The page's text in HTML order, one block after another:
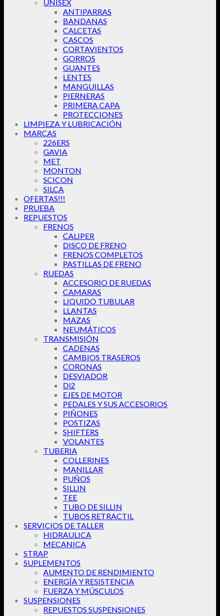
UNISEX
ANTIPARRAS
BANDANAS
CALCETAS
CASCOS
CORTAVIENTOS
GORROS
GUANTES
LENTES
MANGUILLAS
PIERNERAS
PRIMERA CAPA
PROTECCIONES
LIMPIEZA Y LUBRICACIÓN
MARCAS
226ERS
GAVIA
MET
MONTON
SCICON
SILCA
OFERTAS!!!
PRUEBA
REPUESTOS
FRENOS
CALIPER
DISCO DE FRENO
FRENOS COMPLETOS
PASTILLAS DE FRENO
RUEDAS
ACCESORIO DE RUEDAS
CAMARAS
LIQUIDO TUBULAR
LLANTAS
MAZAS
NEUMÁTICOS
TRANSMISIÓN
CADENAS
CAMBIOS TRASEROS
CORONAS
DESVIADOR
Di2
EJES DE MOTOR
PEDALES Y SUS ACCESORIOS
PIÑONES
POSTIZAS
SHIFTERS
VOLANTES
TUBERIA
COLLERINES
MANILLAR
PUÑOS
SILLIN
TEE
TUBO DE SILLIN
TUBOS RETRACTIL
SERVICIOS DE TALLER
HIDRAULICA
MECANICA
STRAP
SUPLEMENTOS
AUMENTO DE RENDIMIENTO
ENERGÍA Y RESISTENCIA
FUERZA Y MÚSCULOS
SUSPENSIONES
REPUESTOS SUSPENSIONES